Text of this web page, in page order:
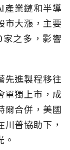
產業鏈和半導
市大漲，主要
之多，影響
先進製程移往
單獨上市，成
爾合併，美國
普協助下，